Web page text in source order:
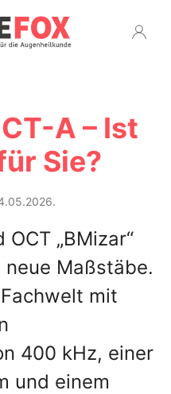
A – Ist
Sie?
„BMizar“
Maßstäbe.
mit
400 kHz, einer
und einem